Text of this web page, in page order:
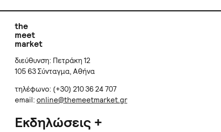
the
meet
market
διεύθυνση: Πετράκη 12
105 63 Σύνταγμα, Αθήνα
τηλέφωνο: (+30) 210 36 24 707
email: online@themeetmarket.gr
Εκδηλώσεις